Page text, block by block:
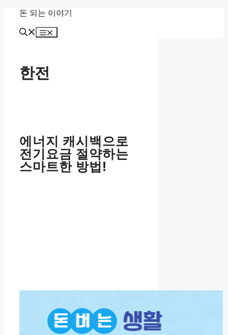
content
돈 되는 이야기
Menu
한전
에너지 캐시백으로
전기요금 절약하는
스마트한 방법!